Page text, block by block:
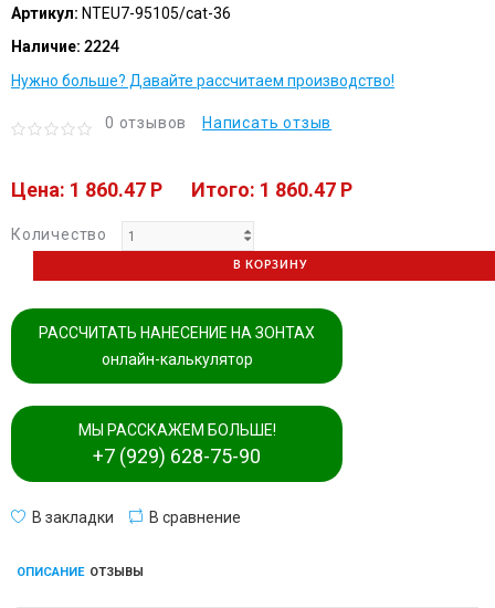
Артикул: NTEU7-95105/cat-36
Наличие: 2224
Нужно больше? Давайте рассчитаем производство!
0 отзывов Написать отзыв
Цена: 1 860.47 P Итого: 1 860.47 P
Количество
В КОРЗИНУ
РАССЧИТАТЬ НАНЕСЕНИЕ НА ЗОНТАХ
онлайн-калькулятор
МЫ РАССКАЖЕМ БОЛЬШЕ!
+7 (929) 628-75-90
В закладки В сравнение
ОПИСАНИЕ ОТЗЫВЫ